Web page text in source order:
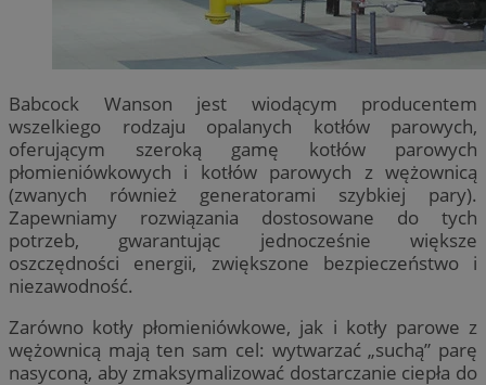
Babcock Wanson jest wiodącym producentem
wszelkiego rodzaju opalanych kotłów parowych,
oferującym szeroką gamę kotłów parowych
płomieniówkowych i kotłów parowych z wężownicą
(zwanych również generatorami szybkiej pary).
Zapewniamy rozwiązania dostosowane do tych
potrzeb, gwarantując jednocześnie większe
oszczędności energii, zwiększone bezpieczeństwo i
niezawodność.
Zarówno kotły płomieniówkowe, jak i kotły parowe z
wężownicą mają ten sam cel: wytwarzać „suchą” parę
nasyconą, aby zmaksymalizować dostarczanie ciepła do